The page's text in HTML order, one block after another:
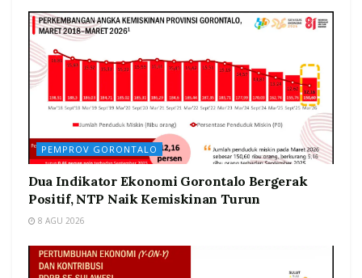
PEMPROV GORONTALO
Dua Indikator Ekonomi Gorontalo Bergerak
Positif, NTP Naik Kemiskinan Turun
8 AGU 2026